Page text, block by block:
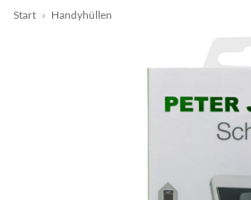
Start » Handyhüllen